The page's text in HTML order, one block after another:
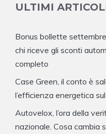
ULTIMI
Bonus bollette
chi riceve gli sconti
completo
Case Green, il conto è
l’efficienza energetica
Autovelox, l’ora della
nazionale. Cosa cambia